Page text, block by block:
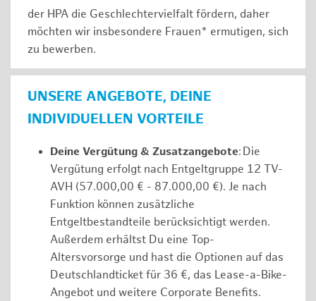
der HPA die Geschlechtervielfalt fördern, daher
möchten wir insbesondere Frauen* ermutigen, sich
zu bewerben.
UNSERE ANGEBOTE, DEINE
INDIVIDUELLEN VORTEILE
Deine Vergütung & Zusatzangebote: Die
Vergütung erfolgt nach Entgeltgruppe 12 TV-
AVH (57.000,00 € - 87.000,00 €). Je nach
Funktion können zusätzliche
Entgeltbestandteile berücksichtigt werden.
Außerdem erhältst Du eine Top-
Altersvorsorge und hast die Optionen auf das
Deutschlandticket für 36 €, das Lease-a-Bike-
Angebot und weitere Corporate Benefits.